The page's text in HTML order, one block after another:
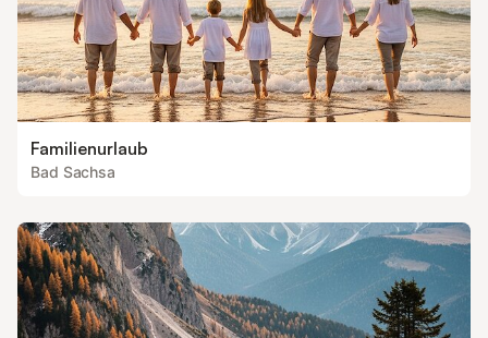
Familienurlaub
Bad Sachsa